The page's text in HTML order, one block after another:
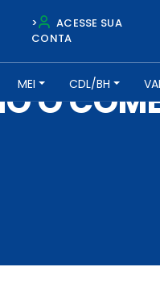
>
ACESSE SUA
CONTA
MEI CDL/BH
2018
O